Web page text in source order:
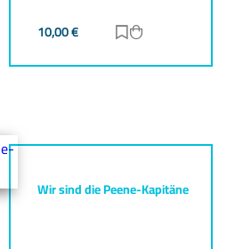
10,00€ Zur Merkliste
Wir sind die Peene-Kapitäne